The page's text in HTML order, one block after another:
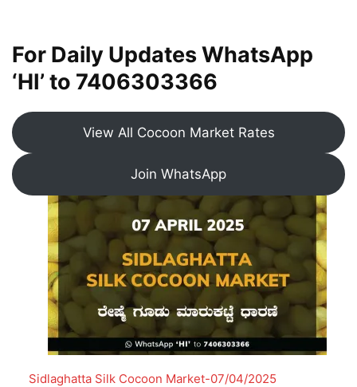
For Daily Updates WhatsApp
‘HI’ to 7406303366
View All Cocoon Market Rates
Join WhatsApp
Sidlaghatta Silk Cocoon Market-07/04/2025